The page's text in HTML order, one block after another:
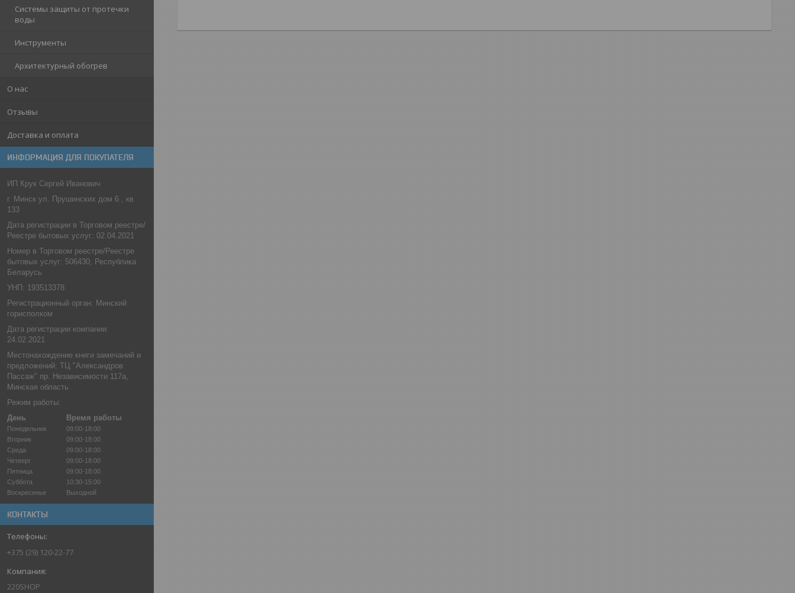
Системы защиты от протечки
воды
Инструменты
Архитектурный обогрев
О нас
Отзывы
Доставка и оплата
ИНФОРМАЦИЯ ДЛЯ ПОКУПАТЕЛЯ
ИП Крук Сергей Иванович
г. Минск ул. Прушинских дом 6 , кв
133
Дата регистрации в Торговом реестре/
Реестре бытовых услуг: 02.04.2021
Номер в Торговом реестре/Реестре
бытовых услуг: 506430, Республика
Беларусь
УНП: 193513378
Регистрационный орган: Минский
горисполком
Дата регистрации компании:
24.02.2021
Местонахождение книги замечаний и
предложений: ТЦ "Александров
Пассаж" пр. Независимости 117а,
Минская область
Режим работы:
День
Время работы
Понедельник
09:00-18:00
Вторник
09:00-18:00
Среда
09:00-18:00
Четверг
09:00-18:00
Пятница
09:00-18:00
Суббота
10:30-15:00
Воскресенье
Выходной
КОНТАКТЫ
+375 (29) 120-22-77
220SHOP